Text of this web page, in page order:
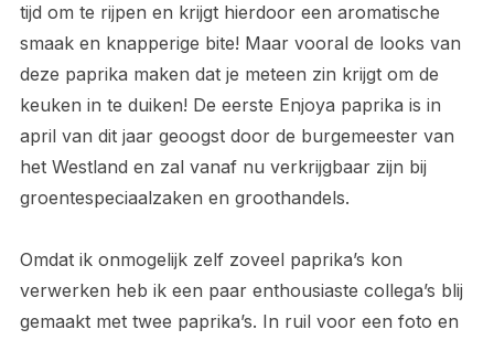
tijd om te rijpen en krijgt hierdoor een aromatische
smaak en knapperige bite! Maar vooral de looks van
deze paprika maken dat je meteen zin krijgt om de
keuken in te duiken! De eerste Enjoya paprika is in
april van dit jaar geoogst door de burgemeester van
het Westland en zal vanaf nu verkrijgbaar zijn bij
groentespeciaalzaken en groothandels.
Omdat ik onmogelijk zelf zoveel paprika’s kon
verwerken heb ik een paar enthousiaste collega’s blij
gemaakt met twee paprika’s. In ruil voor een foto en